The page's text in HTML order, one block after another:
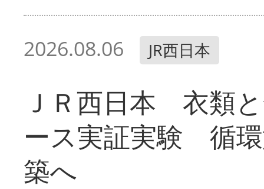
2026.08.06 JR西日本
ＪＲ西日本 衣類
ース実証実験 循
築へ